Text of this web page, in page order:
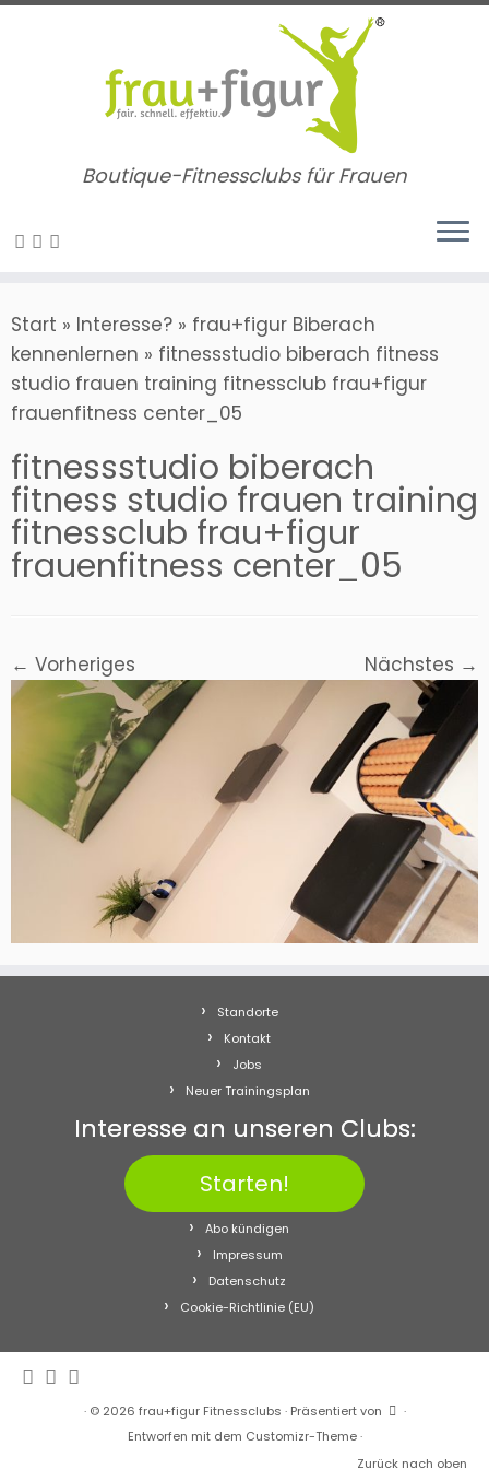
Zum
Boutique-Fitnessclubs für Frauen
Start » Interesse? » frau+figur Biberach
kennenlernen » fitnessstudio biberach fitness
studio frauen training fitnessclub frau+figur
frauenfitness center_05
fitnessstudio biberach
fitness studio frauen training
fitnessclub frau+figur
frauenfitness center_05
← Vorheriges Nächstes →
Standorte
Kontakt
Jobs
Neuer Trainingsplan
Interesse an unseren Clubs:
Starten!
Abo kündigen
Impressum
Datenschutz
Cookie-Richtlinie (EU)
· © 2026 frau+figur Fitnessclubs · Präsentiert von
·
Entworfen mit dem Customizr-Theme·
Zurück nach oben